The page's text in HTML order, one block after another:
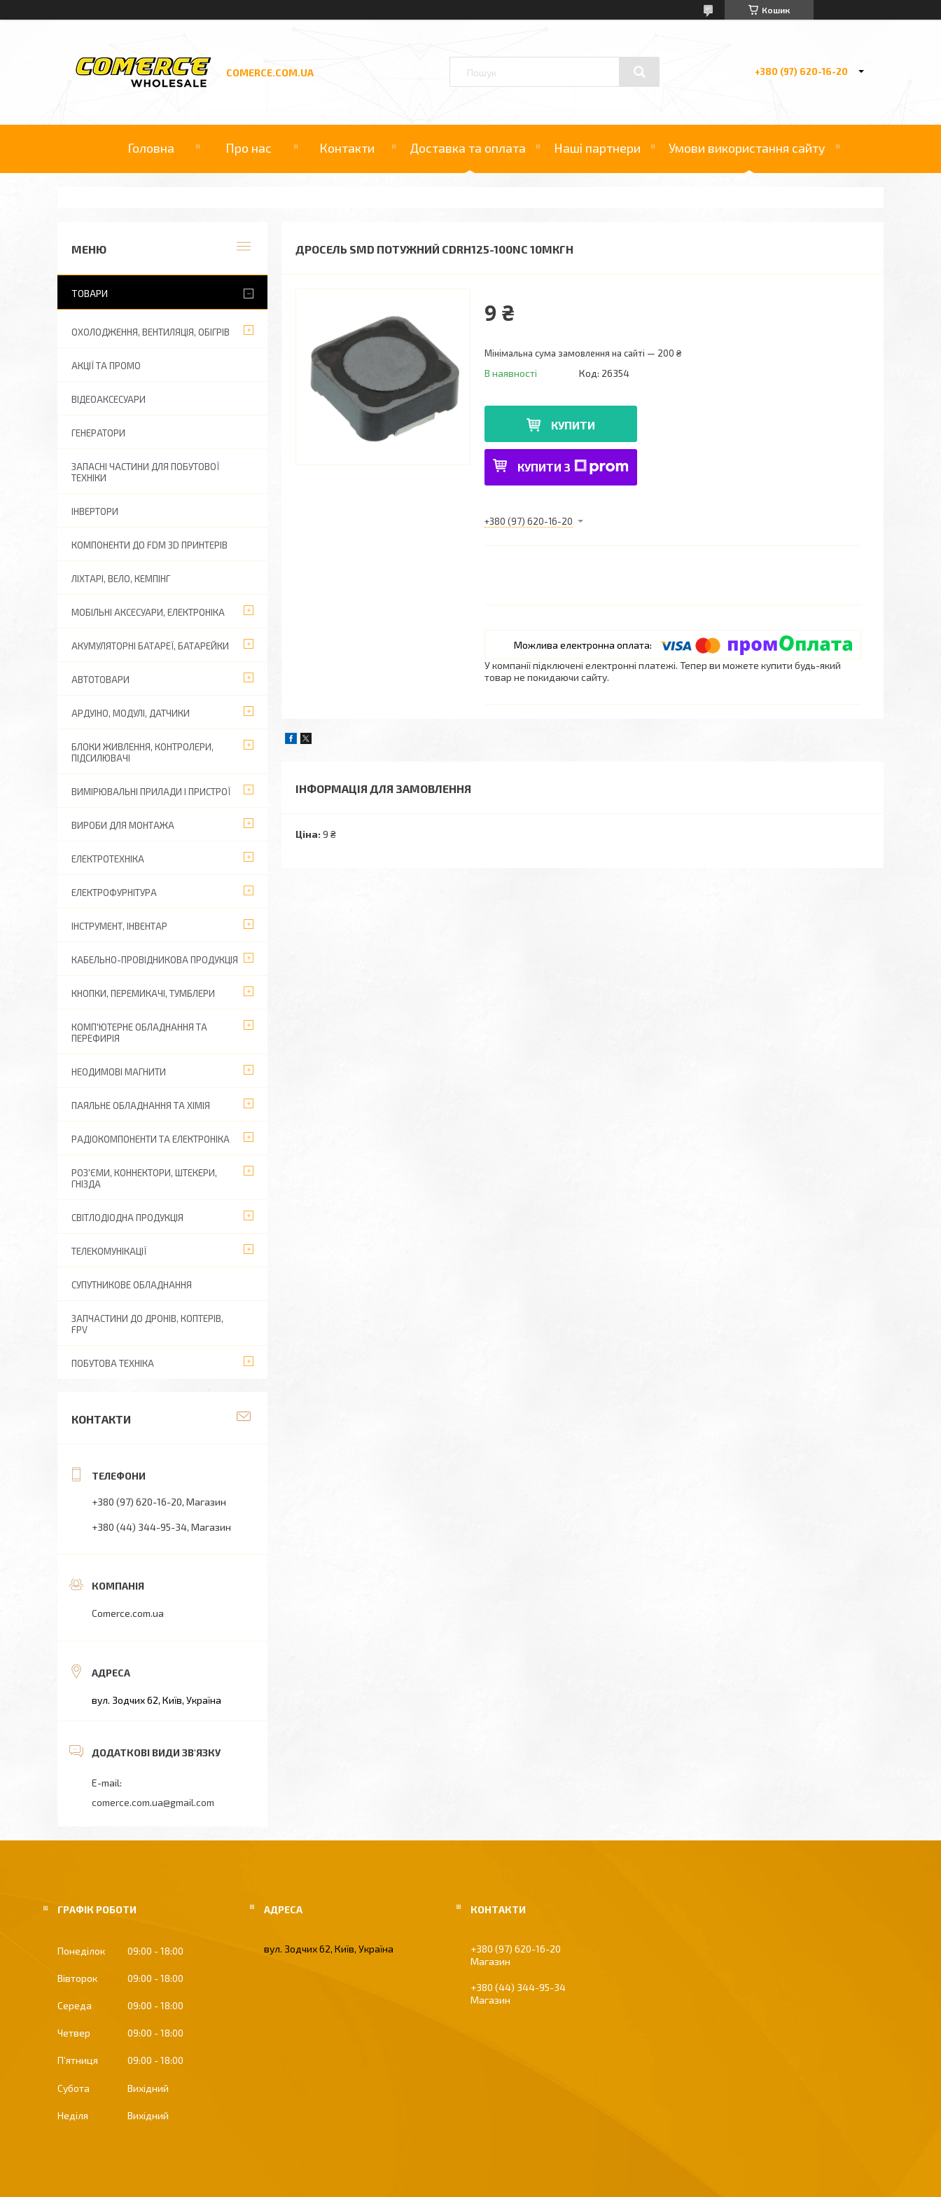
Кошик
COMERCE.COM.UA +380 (97) 620-16-20
Головна Про нас Контакти Доставка та оплата Наші партнери Умови використання сайту
ДРОСЕЛЬ SMD ПОТУЖНИЙ CDRH125-100NC 10МКГН
9 ₴
Мінімальна сума замовлення на сайті — 200 ₴
В наявності Код: 26354
КУПИТИ
КУПИТИ З
+380 (97) 620-16-20
У компанії підключені електронні платежі. Тепер ви можете купити будь-який
товар не покидаючи сайту.
ІНФОРМАЦІЯ ДЛЯ ЗАМОВЛЕННЯ
Ціна: 9 ₴
ТОВАРИ
ОХОЛОДЖЕННЯ, ВЕНТИЛЯЦІЯ, ОБІГРІВ
АКЦІЇ ТА ПРОМО
ВІДЕОАКСЕСУАРИ
ГЕНЕРАТОРИ
ЗАПАСНІ ЧАСТИНИ ДЛЯ ПОБУТОВОЇ
ТЕХНІКИ
ІНВЕРТОРИ
КОМПОНЕНТИ ДО FDM 3D ПРИНТЕРІВ
ЛІХТАРІ, ВЕЛО, КЕМПІНГ
МОБІЛЬНІ АКСЕСУАРИ, ЕЛЕКТРОНІКА
АКУМУЛЯТОРНІ БАТАРЕЇ, БАТАРЕЙКИ
АВТОТОВАРИ
АРДУІНО, МОДУЛІ, ДАТЧИКИ
БЛОКИ ЖИВЛЕННЯ, КОНТРОЛЕРИ,
ПІДСИЛЮВАЧІ
ВИМІРЮВАЛЬНІ ПРИЛАДИ І ПРИСТРОЇ
ВИРОБИ ДЛЯ МОНТАЖА
ЕЛЕКТРОТЕХНІКА
ЕЛЕКТРОФУРНІТУРА
ІНСТРУМЕНТ, ІНВЕНТАР
КАБЕЛЬНО-ПРОВІДНИКОВА ПРОДУКЦІЯ
КНОПКИ, ПЕРЕМИКАЧІ, ТУМБЛЕРИ
КОМП'ЮТЕРНЕ ОБЛАДНАННЯ ТА
ПЕРЕФИРІЯ
НЕОДИМОВІ МАГНИТИ
ПАЯЛЬНЕ ОБЛАДНАННЯ ТА ХІМІЯ
РАДІОКОМПОНЕНТИ ТА ЕЛЕКТРОНІКА
РОЗ'ЄМИ, КОННЕКТОРИ, ШТЕКЕРИ,
ГНІЗДА
СВІТЛОДІОДНА ПРОДУКЦІЯ
ТЕЛЕКОМУНІКАЦІЇ
СУПУТНИКОВЕ ОБЛАДНАННЯ
ЗАПЧАСТИНИ ДО ДРОНІВ, КОПТЕРІВ,
FPV
ПОБУТОВА ТЕХНІКА
КОНТАКТИ
+380 (97) 620-16-20 Магазин
+380 (44) 344-95-34 Магазин
Comerce.com.ua
вул. Зодчих 62, Київ, Україна
comerce.com.ua@gmail.com
ГРАФІК РОБОТИ
Понеділок 09:00 18:00
Вівторок 09:00 18:00
Середа 09:00 18:00
Четвер 09:00 18:00
Пʼятниця 09:00 18:00
Субота Вихідний
Неділя Вихідний
вул. Зодчих 62, Київ, Україна
+380 (97) 620-16-20
Магазин
+380 (44) 344-95-34
Магазин